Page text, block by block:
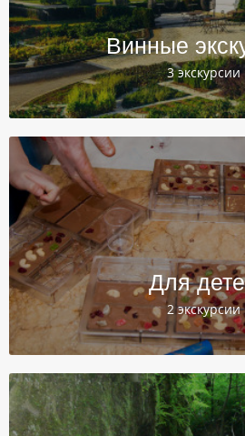
Винные
3 экскурсии
Для
2 экскурсии